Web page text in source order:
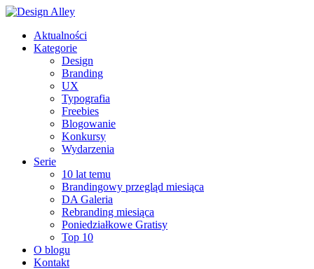
Aktualności
Kategorie
Design
Branding
UX
Typografia
Freebies
Blogowanie
Konkursy
Wydarzenia
Serie
10 lat temu
Brandingowy przegląd miesiąca
DA Galeria
Rebranding miesiąca
Poniedziałkowe Gratisy
Top 10
O blogu
Kontakt